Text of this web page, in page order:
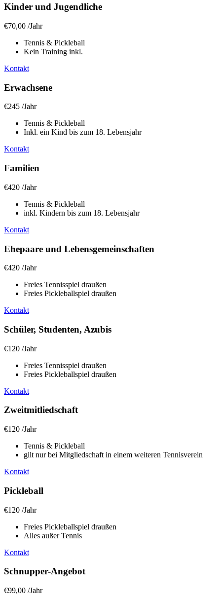
Kinder und Jugendliche
€70,00 /Jahr
Tennis & Pickleball
Kein Training inkl.
Kontakt
Erwachsene
€245 /Jahr
Tennis & Pickleball
Inkl. ein Kind bis zum 18. Lebensjahr
Kontakt
Familien
€420 /Jahr
Tennis & Pickleball
inkl. Kindern bis zum 18. Lebensjahr
Kontakt
Ehepaare und Lebensgemeinschaften
€420 /Jahr
Freies Tennisspiel draußen
Freies Pickleballspiel draußen
Kontakt
Schüler, Studenten, Azubis
€120 /Jahr
Freies Tennisspiel draußen
Freies Pickleballspiel draußen
Kontakt
Zweitmitliedschaft
€120 /Jahr
Tennis & Pickleball
gilt nur bei Mitgliedschaft in einem weiteren Tennisverein
Kontakt
Pickleball
€120 /Jahr
Freies Pickleballspiel draußen
Alles außer Tennis
Kontakt
Schnupper-Angebot
€99,00 /Jahr